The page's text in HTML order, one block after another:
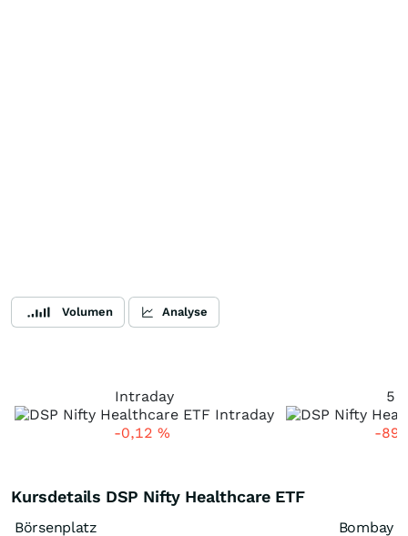
Volumen Analyse
Intraday
-0,12 %
5
-
Kursdetails DSP Nifty Healthcare ETF
Börsenplatz
Bombay